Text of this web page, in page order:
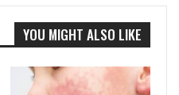
YOU MIGHT ALSO LIKE